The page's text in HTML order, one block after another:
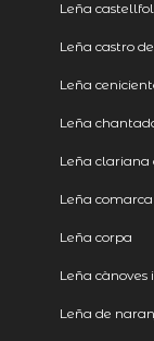
Leña
Leña castro
Leña
Leña
Leña clariana
Leña
Leña corpa
Leña cànoves
Leña de